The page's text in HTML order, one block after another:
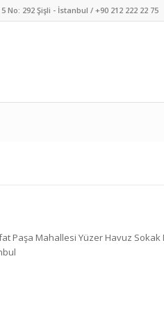
292 Şişli - İstanbul / +90 212 222 22 75
Paşa Mahallesi Yüzer Havuz Sokak